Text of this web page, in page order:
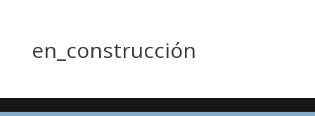
en_construcción